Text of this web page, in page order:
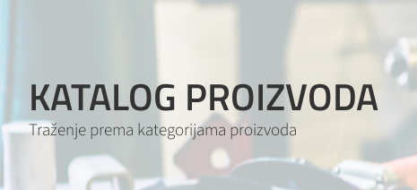
KATALOG PROIZVODA
Traženje prema kategorijama proizvoda